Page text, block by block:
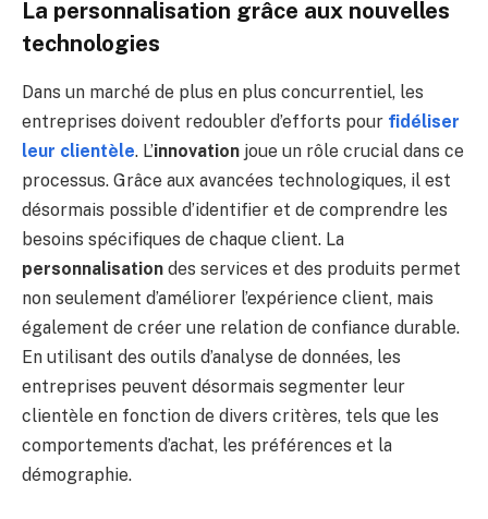
La personnalisation grâce aux nouvelles
technologies
Dans un marché de plus en plus concurrentiel, les
entreprises doivent redoubler d’efforts pour fidéliser
leur clientèle. L’innovation joue un rôle crucial dans ce
processus. Grâce aux avancées technologiques, il est
désormais possible d’identifier et de comprendre les
besoins spécifiques de chaque client. La
personnalisation des services et des produits permet
non seulement d’améliorer l’expérience client, mais
également de créer une relation de confiance durable.
En utilisant des outils d’analyse de données, les
entreprises peuvent désormais segmenter leur
clientèle en fonction de divers critères, tels que les
comportements d’achat, les préférences et la
démographie.